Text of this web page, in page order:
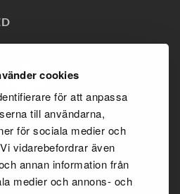
cookies
för att anpassa
till användarna,
för sociala medier och
vidarebefordrar även
annan information från
medier och annons- och